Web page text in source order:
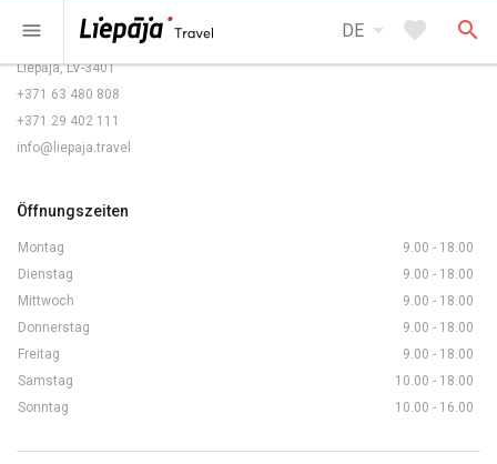
menu DE arrow_drop_down favorite search
Rožu laukums 5/6,
Liepāja, LV-3401
+371 63 480 808
+371 29 402 111
info@liepaja.travel
Öffnungszeiten
Montag
9.00 - 18.00
Dienstag
9.00 - 18.00
Mittwoch
9.00 - 18.00
Donnerstag
9.00 - 18.00
Freitag
9.00 - 18.00
Samstag
10.00 - 18.00
Sonntag
10.00 - 16.00